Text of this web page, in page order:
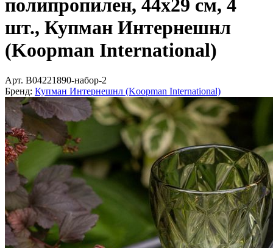
полипропилен, 44х29 см, 4
шт., Купман Интернешнл
(Koopman International)
Арт. B04221890-набор-2
Бренд: Купман Интернешнл (Koopman International)